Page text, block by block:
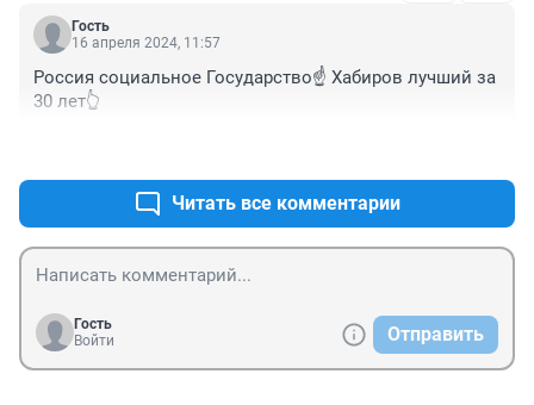
Гость
16 апреля 2024, 11:57
Россия социальное Государство☝️ Хабиров лучший за
30 лет👆
Читать все комментарии
Гость
Войти
Отправить